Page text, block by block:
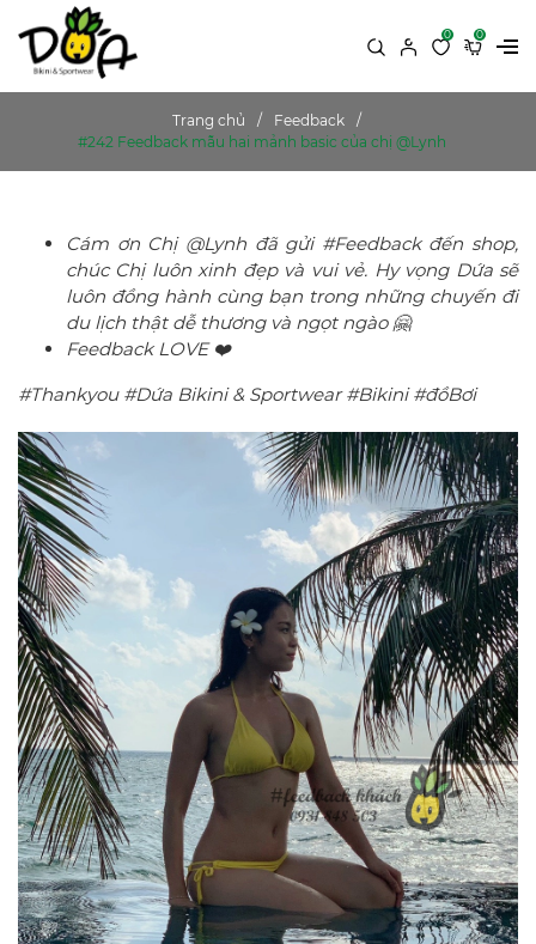
0 0
Trang chủ
Feedback
#242 Feedback mẫu hai mảnh basic của chị @Lynh
Cám ơn Chị @Lynh đã gửi #Feedback đến shop,
chúc Chị luôn xinh đẹp và vui vẻ. Hy vọng Dứa sẽ
luôn đồng hành cùng bạn trong những chuyến đi
du lịch thật dễ thương và ngọt ngào 🤗
Feedback LOVE ❤️
#Thankyou #Dứa Bikini & Sportwear #Bikini #đồBơi